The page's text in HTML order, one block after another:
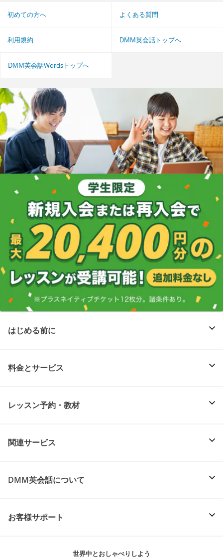
初めての方へ よくある質問
利用規約 DMM英会話トップへ
DMM英会話Wordsトップへ
はじめる前に
料金とサービス
レッスン予約・教材
関連サービス
DMM英会話について
お客様サポート
世界中とおしゃべりしよう